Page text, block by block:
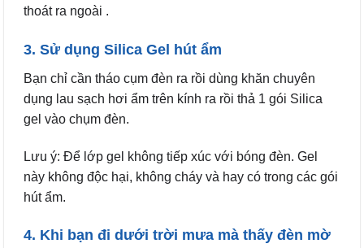
thoát ra ngoài .
3. Sử dụng Silica Gel hút ẩm
Bạn chỉ cần tháo cụm đèn ra rồi dùng khăn chuyên
dụng lau sạch hơi ẩm trên kính ra rồi thả 1 gói Silica
gel vào chụm đèn.
Lưu ý: Để lớp gel không tiếp xúc với bóng đèn. Gel
này không độc hại, không cháy và hay có trong các gói
hút ẩm.
4. Khi bạn đi dưới trời mưa mà thấy đèn mờ